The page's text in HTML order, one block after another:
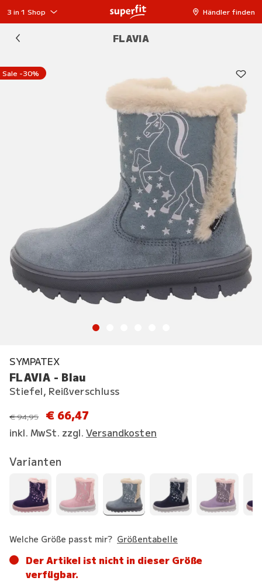
3 in 1 Shop Händler finden
FLAVIA
Sale -30%
SYMPATEX
FLAVIA - Blau
Stiefel, Reißverschluss
statt
€ 94,95 € 66,47
inkl. MwSt. zzgl. Versandkosten
Varianten
Welche Größe passt mir? Größentabelle
Der Artikel ist nicht in dieser Größe
verfügbar.